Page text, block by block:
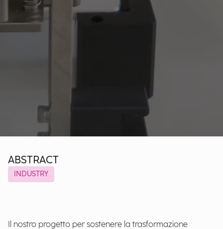
ABSTRACT
INDUSTRY
Il nostro progetto per sostenere la trasformazione